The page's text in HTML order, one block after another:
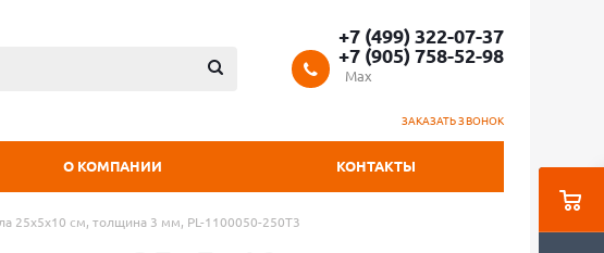
+7 (499) 322-07-37
+7 (905) 758-52-98
Max
ЗАКАЗАТЬ ЗВОНОК
О КОМПАНИИ КОНТАКТЫ
25x5х10 см, толщина 3 мм, PL-1100050-250T3